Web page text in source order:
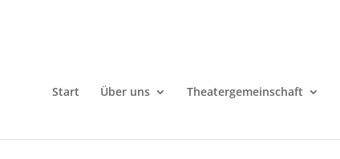
Start Über uns Theatergemeinschaft